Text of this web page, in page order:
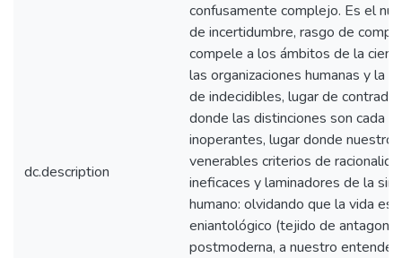
dc.description
confusamente complejo. Es el
de incertidumbre, rasgo de
compele a los ámbitos de la
las organizaciones humanas y la
de indecidibles, lugar de
donde las distinciones son cada
inoperantes, lugar donde
venerables criterios de
ineficaces y laminadores de la
humano: olvidando que la vida es
eniantológico (tejido de
postmoderna, a nuestro